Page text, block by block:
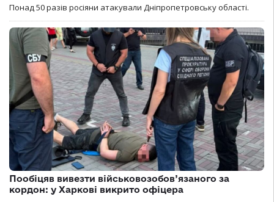
Понад 50 разів росіяни атакували Дніпропетровську області.
Пообіцяв вивезти військовозобов’язаного за
кордон: у Харкові викрито офіцера